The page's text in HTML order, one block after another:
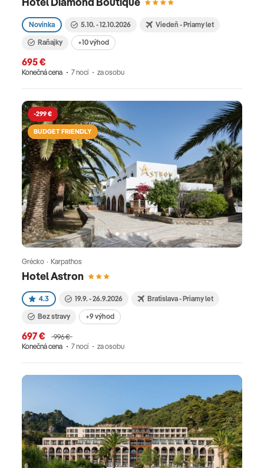
Novinka 5.10. - 12.10.2026 Viedeň - Priamy let
Raňajky +10 výhod
695 €
Konečná cena 7 nocí za osobu
-299 €
BUDGET FRIENDLY
Hotel Astron
Grécko · Karpathos
4.3 19.9. - 26.9.2026 Bratislava - Priamy let
Bez stravy +9 výhod
697 €
996 €
Konečná cena
7 nocí za osobu